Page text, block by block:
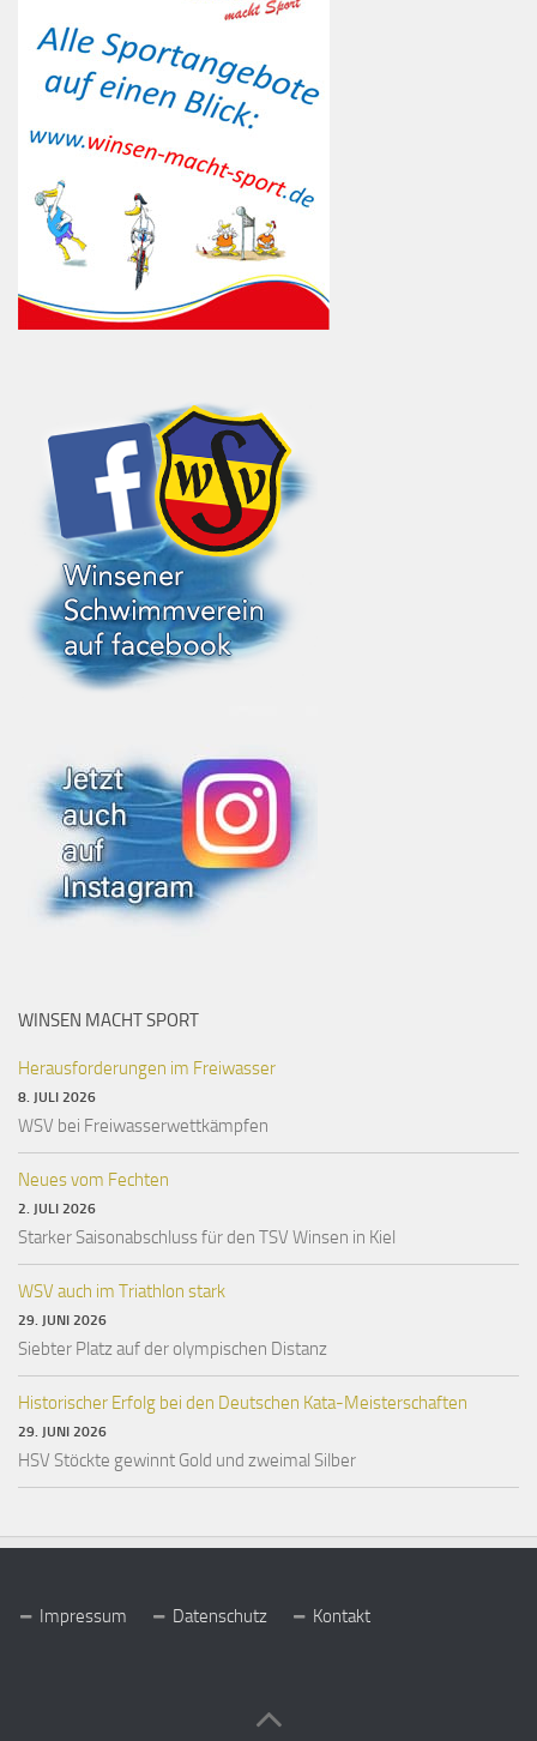
WINSEN MACHT SPORT
Herausforderungen im Freiwasser
8. JULI 2026
WSV bei Freiwasserwettkämpfen
Neues vom Fechten
2. JULI 2026
Starker Saisonabschluss für den TSV Winsen in Kiel
WSV auch im Triathlon stark
29. JUNI 2026
Siebter Platz auf der olympischen Distanz
Historischer Erfolg bei den Deutschen Kata-Meisterschaften
29. JUNI 2026
HSV Stöckte gewinnt Gold und zweimal Silber
Impressum Datenschutz Kontakt